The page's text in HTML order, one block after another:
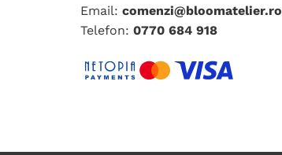
Email: comenzi@bloomatelier.ro
Telefon: 0770 684 918